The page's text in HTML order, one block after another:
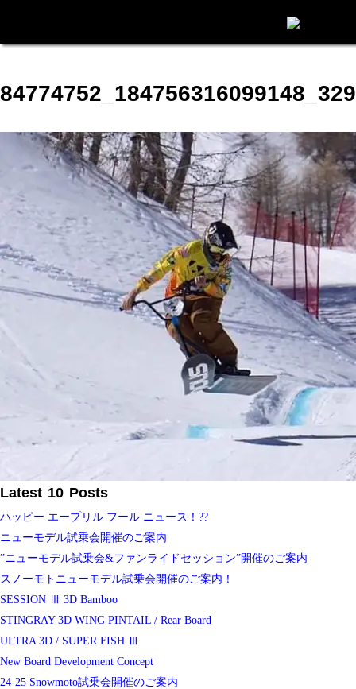
Latest 10 Posts
ハッピー エープリル フール ニュース！??
ニューモデル試乗会開催のご案内
”ニューモデル試乗会&ファンライドセッション”開催のご案内
スノーモトニューモデル試乗会開催のご案内！
SESSION Ⅲ 3D Bamboo
STINGRAY 3D WING PINTAIL / Rear Board
ULTRA 3D / SUPER FISH Ⅲ
New Board Development Concept
24-25 Snowmoto試乗会開催のご案内